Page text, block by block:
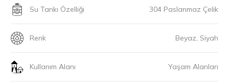
Su Tankı Özelliği 304 Paslanmaz Çelik
Renk Beyaz, Siyah
Kullanım Alanı Yaşam Alanları